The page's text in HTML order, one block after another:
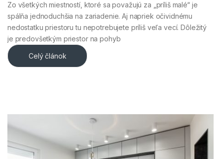
Zo všetkých miestností, ktoré sa považujú za „príliš malé“ je
spálňa jednoduchšia na zariadenie. Aj napriek očividnému
nedostatku priestoru tu nepotrebujete príliš veľa vecí. Dôležitý
je predovšetkým priestor na pohyb
Celý článok